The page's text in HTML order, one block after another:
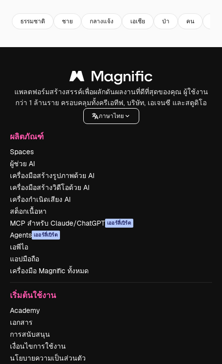
ธรรมชาติ ชาย กลางแจ้ง เอเชีย ป่า คน
แพลตฟอร์มสร้างสรรค์เพื่อผลักดันผลงานที่ดีที่สุดของคุณ ผู้ใช้งาน
กว่า 1 ล้านราย ครอบคลุมทั้งครีเอทีฟ, บริษัท, เอเจนซี และสตูดิโอ
ภาษาไทย
ผลิตภัณฑ์
Spaces
ผู้ช่วย AI
เครื่องมือสร้างรูปภาพด้วย AI
เครื่องมือสร้างวิดีโอด้วย AI
เครื่องกำเนิดเสียง AI
สต็อกเนื้อหา
MCP สำหรับ Claude/ChatGPT เออร์ลี่เบิร์ด
Agents เออร์ลี่เบิร์ด
เอพีไอ
แอปมือถือ
เครื่องมือ Magnific ทั้งหมด
เริ่มต้นใช้งาน
Academy
เอกสาร
การสนับสนุน
เงื่อนไขการใช้งาน
นโยบายความเป็นส่วนตัว